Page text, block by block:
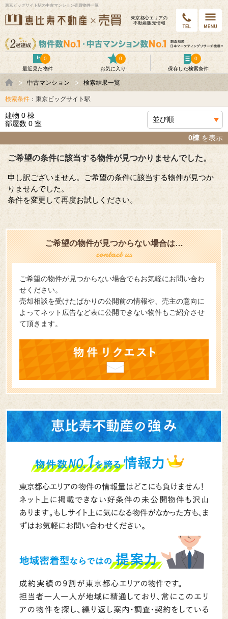
東京ビッグサイト駅の中古マンション売買物件一覧
東京都⼼エリアの
不動産販売情報
最近見た物件
0
お気に入り
0
保存した検索条件
0
中古マンション 検索結果一覧
検索条件 ：東京ビッグサイト駅
建物 0 棟
部屋数 0 室
0棟 を表示
ご希望の条件に該当する物件が見つかりませんでした。
申し訳ございません。ご希望の条件に該当する物件が見つか
りませんでした。
条件を変更して再度お試しください。
ご希望の物件が見つからない場合は…
ご希望の物件が見つからない場合でもお気軽にお問い合わ
せください。
売却相談を受けたばかりの公開前の情報や、売主の意向に
よってネット広告など表に公開できない物件もご紹介させ
て頂きます。